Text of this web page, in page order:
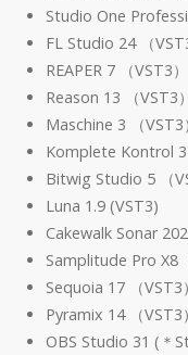
Studio One
FL Studio 24 （VST3
REAPER 7 （VST3）
Reason 13 （VST3）
Maschine 3 （VST3）
Komplete Kontrol 3
Bitwig Studio 5 （
Luna 1.9 (VST3)
Cakewalk Sonar
Samplitude Pro X8
Sequoia 17 （VST3）
Pyramix 14 （VST3）
OBS Studio 31 (＊